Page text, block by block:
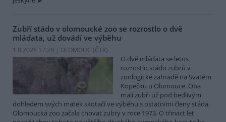
Zubří stádo v olomoucké zoo se rozrostlo o dvě
mláďata, už dovádí ve výběhu
1.8.2026 17:28 | OLOMOUC (ČTK)
O dvě mláďata se letos
rozrostlo stádo zubrů v
zoologické zahradě na Svatém
Kopečku u Olomouce. Oba
malí zubři už pod bedlivým
dohledem svých matek skotačí ve výběhu s ostatními členy stáda.
Olomoucká zoo začala chovat zubry v roce 1973. O třináct let